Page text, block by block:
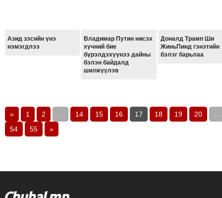
Азид зэсийн үнэ
нэмэгдлээ
Владимар Путин нисэх
хүчний бие
бүрэлдэхүүнээ дайны
бэлэн байдалд
шилжүүлэв
Доналд Трамп Ши
ЖиньПинд гэнэтийн
бэлэг барьлаа
« 1 2 ... 14 15 16 17 18 19 20
...
54
55 »